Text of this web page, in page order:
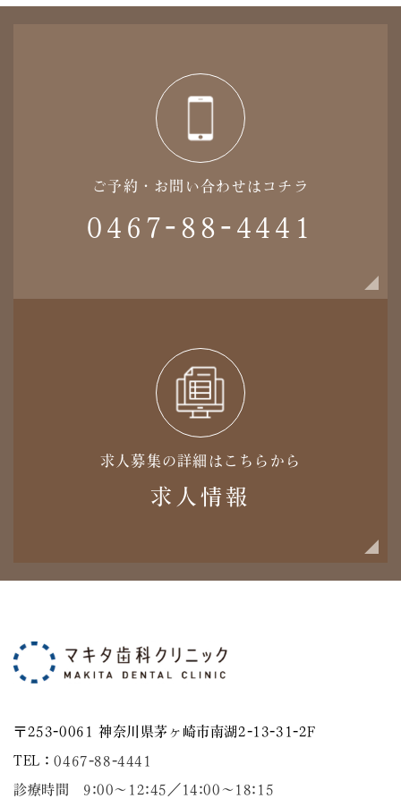
ご予約・お問い合わせはコチラ
0467-88-4441
求人募集の詳細はこちらから
求人情報
〒253-0061 神奈川県茅ヶ崎市南湖2-13-31-2F
TEL：0467-88-4441
診療時間 9:00～12:45／14:00〜18:15